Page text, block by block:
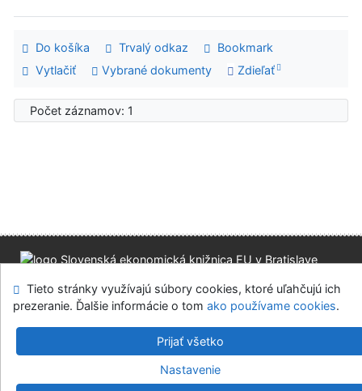
Do košíka Trvalý odkaz
Bookmark
Vytlačiť
Vybrané dokumenty Zdieľať
Počet záznamov: 1
Modul OpenSearch
Napíšte nám Nastavenie cookies
Slovenská ekonomická knižnica EU v Bratislave
v.4.8.63a - Cosmotron Slovakia, s.r.o.
Tieto stránky využívajú súbory cookies, ktoré uľahčujú ich
prezeranie. Ďalšie informácie o tom ako používame cookies.
Prijať všetko
Nastavenie